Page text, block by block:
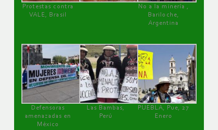
Protestas contra
VALE, Brasil
No a la minería ,
Bariloche,
Argentina
Defensoras
amenazadas en
México
Las Bambas,
Perú
PUEBLA, Pue, 27
Enero